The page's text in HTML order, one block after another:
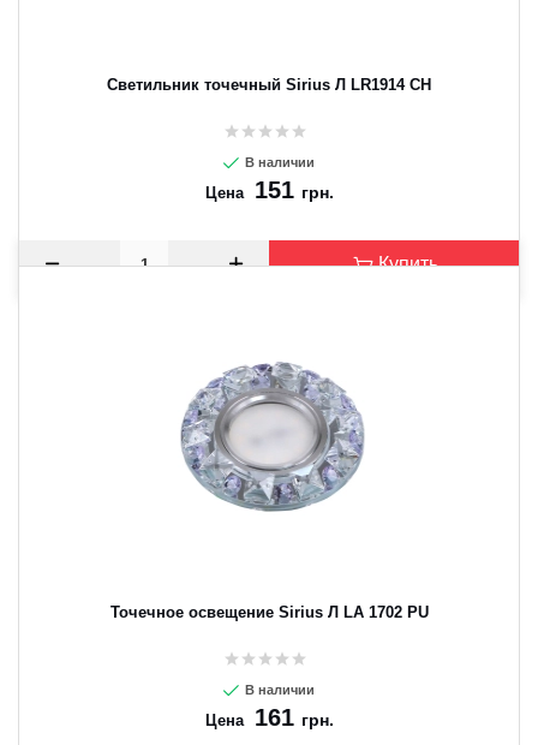
Светильник точечный Sirius Л LR1914 CH
В наличии
Цена 151 грн.
Купить
Точечное освещение Sirius Л LA 1702 PU
В наличии
Цена 161 грн.